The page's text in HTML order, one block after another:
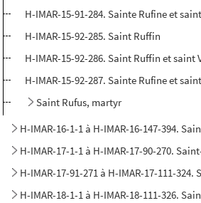
H-IMAR-15-91-284. Sainte Rufine et
H-IMAR-15-92-285. Saint Ruffin
H-IMAR-15-92-286. Saint Ruffin et saint
H-IMAR-15-92-287. Sainte Rufine et
Saint Rufus, martyr
H-IMAR-16-1-1 à H-IMAR-16-147-394.
H-IMAR-17-1-1 à H-IMAR-17-90-270.
H-IMAR-17-91-271 à H-IMAR-17-111-
H-IMAR-18-1-1 à H-IMAR-18-111-326.